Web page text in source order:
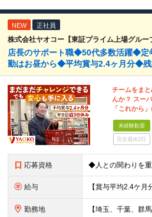
NEW 正社員
株式会社ヤオコー【東証プライム上場グルー
店長のサポート職◆50代多数活躍◆定
勤はお昼から◆平均賞与2.4ヶ月分◆
チームをま
んか？ スー
「これから
未経験歓迎
完全週休2日
応募資格
給与
勤務地